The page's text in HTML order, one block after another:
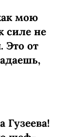
мою
силе не
Это от
Гузеева!